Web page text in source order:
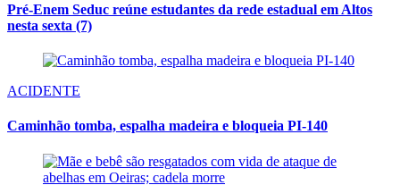
Pré-Enem Seduc reúne estudantes da rede estadual em Altos
nesta sexta (7)
ACIDENTE
Caminhão tomba, espalha madeira e bloqueia PI-140